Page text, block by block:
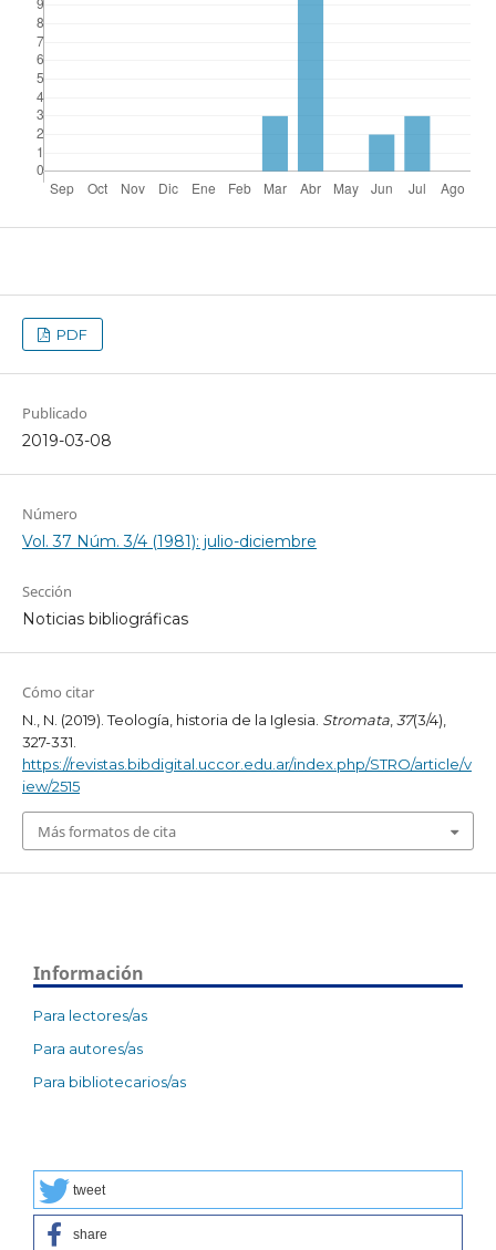
PDF
Publicado
2019-03-08
Número
Vol. 37 Núm. 3/4 (1981): julio-diciembre
Sección
Noticias bibliográficas
Cómo citar
N., N. (2019). Teología, historia de la Iglesia. Stromata,37(3/4),
327-331.
https://revistas.bibdigital.uccor.edu.ar/index.php/STRO/article/v
iew/2515
Más formatos de cita
Información
Para lectores/as
Para autores/as
Para bibliotecarios/as
tweet
share